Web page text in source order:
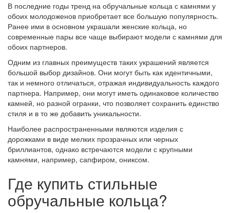
В последние годы тренд на обручальные кольца с камнями у
обоих молодоженов приобретает все большую популярность.
Ранее ими в основном украшали женские кольца, но
современные пары все чаще выбирают модели с камнями для
обоих партнеров.
Одним из главных преимуществ таких украшений является
большой выбор дизайнов. Они могут быть как идентичными,
так и немного отличаться, отражая индивидуальность каждого
партнера. Например, они могут иметь одинаковое количество
камней, но разной огранки, что позволяет сохранить единство
стиля и в то же добавить уникальности.
Наиболее распространенными являются изделия с
дорожками в виде мелких прозрачных или черных
бриллиантов, однако встречаются модели с крупными
камнями, например, сапфиром, ониксом.
Где купить стильные
обручальные кольца?